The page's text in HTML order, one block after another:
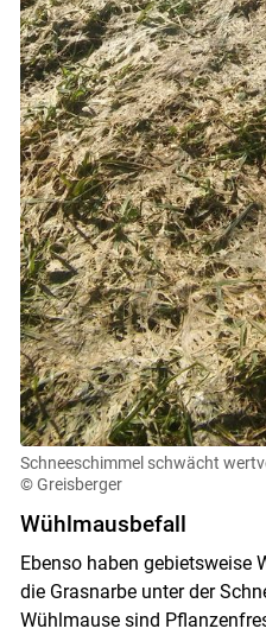
Skip to
Schneeschimmel schwächt
© Greisberger
Wühlmausbefall
Ebenso haben gebietsweise
die Grasnarbe unter der
Wühlmause sind